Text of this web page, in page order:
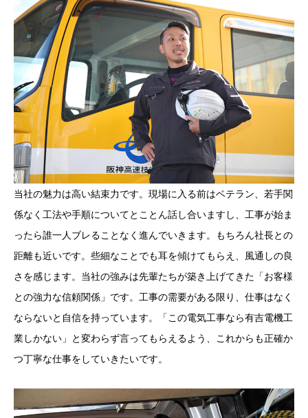
当社の魅力は高い結束力です。現場に入る前はベテラン、若手関
係なく工法や手順についてとことん話し合いますし、工事が始ま
ったら誰一人ブレることなく進んでいきます。もちろん社長との
距離も近いです。些細なことでも耳を傾けてもらえ、風通しの良
さを感じます。当社の強みは先輩たちが築き上げてきた「お客様
との強力な信頼関係」です。工事の需要がある限り、仕事はなく
ならないと自信を持っています。「この電気工事なら有吉電機工
業しかない」と変わらず言ってもらえるよう、これからも正確か
つ丁寧な仕事をしていきたいです。